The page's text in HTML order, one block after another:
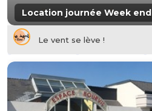
Location journée Week end
Le vent se lève !